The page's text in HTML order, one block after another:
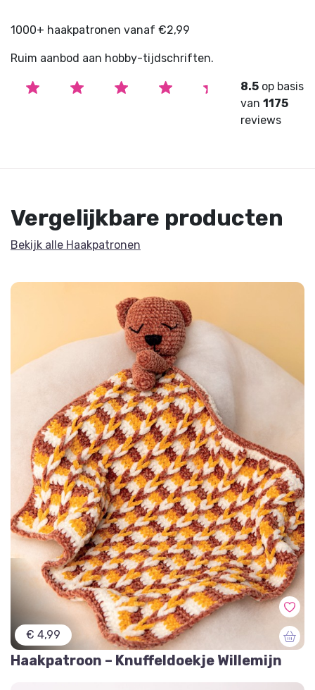
1000+ haakpatronen vanaf €2,99
Ruim aanbod aan hobby-tijdschriften.
8.5 op basis
van1175
reviews
Vergelijkbare producten
Bekijk alle Haakpatronen
€ 4,99
Haakpatroon – Knuffeldoekje Willemijn